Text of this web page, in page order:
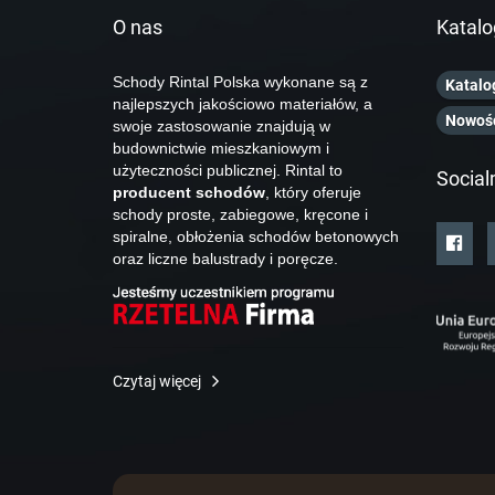
O nas
Schody Rintal Polska wykonane są z
najlepszych jakościowo materiałów, a
swoje zastosowanie znajdują w
budownictwie mieszkaniowym i
użyteczności publicznej. Rintal to
producent schodów , który oferuje
schody proste, zabiegowe, kręcone i
spiralne, obłożenia schodów betonowych
oraz liczne balustrady i poręcze.
Czytaj więcej